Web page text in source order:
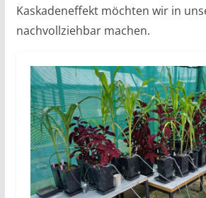
Kaskadeneffekt möchten wir in
nachvollziehbar machen.